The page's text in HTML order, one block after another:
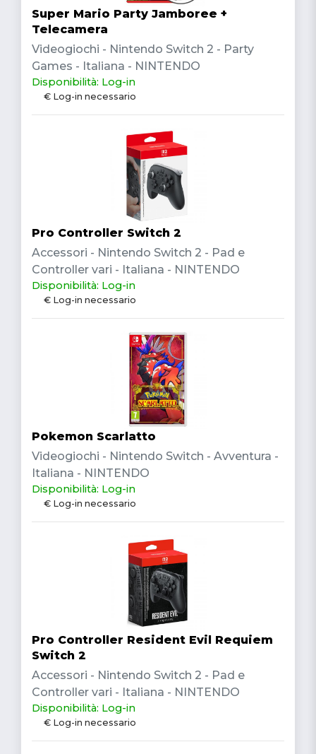
Super Mario Party Jamboree +
Telecamera
Videogiochi - Nintendo Switch 2 - Party
Games - Italiana - NINTENDO
Disponibilità: Log-in
€ Log-in necessario
Pro Controller Switch 2
Accessori - Nintendo Switch 2 - Pad e
Controller vari - Italiana - NINTENDO
Disponibilità: Log-in
€ Log-in necessario
Pokemon Scarlatto
Videogiochi - Nintendo Switch - Avventura -
Italiana - NINTENDO
Disponibilità: Log-in
€ Log-in necessario
Pro Controller Resident Evil Requiem
Switch 2
Accessori - Nintendo Switch 2 - Pad e
Controller vari - Italiana - NINTENDO
Disponibilità: Log-in
€ Log-in necessario